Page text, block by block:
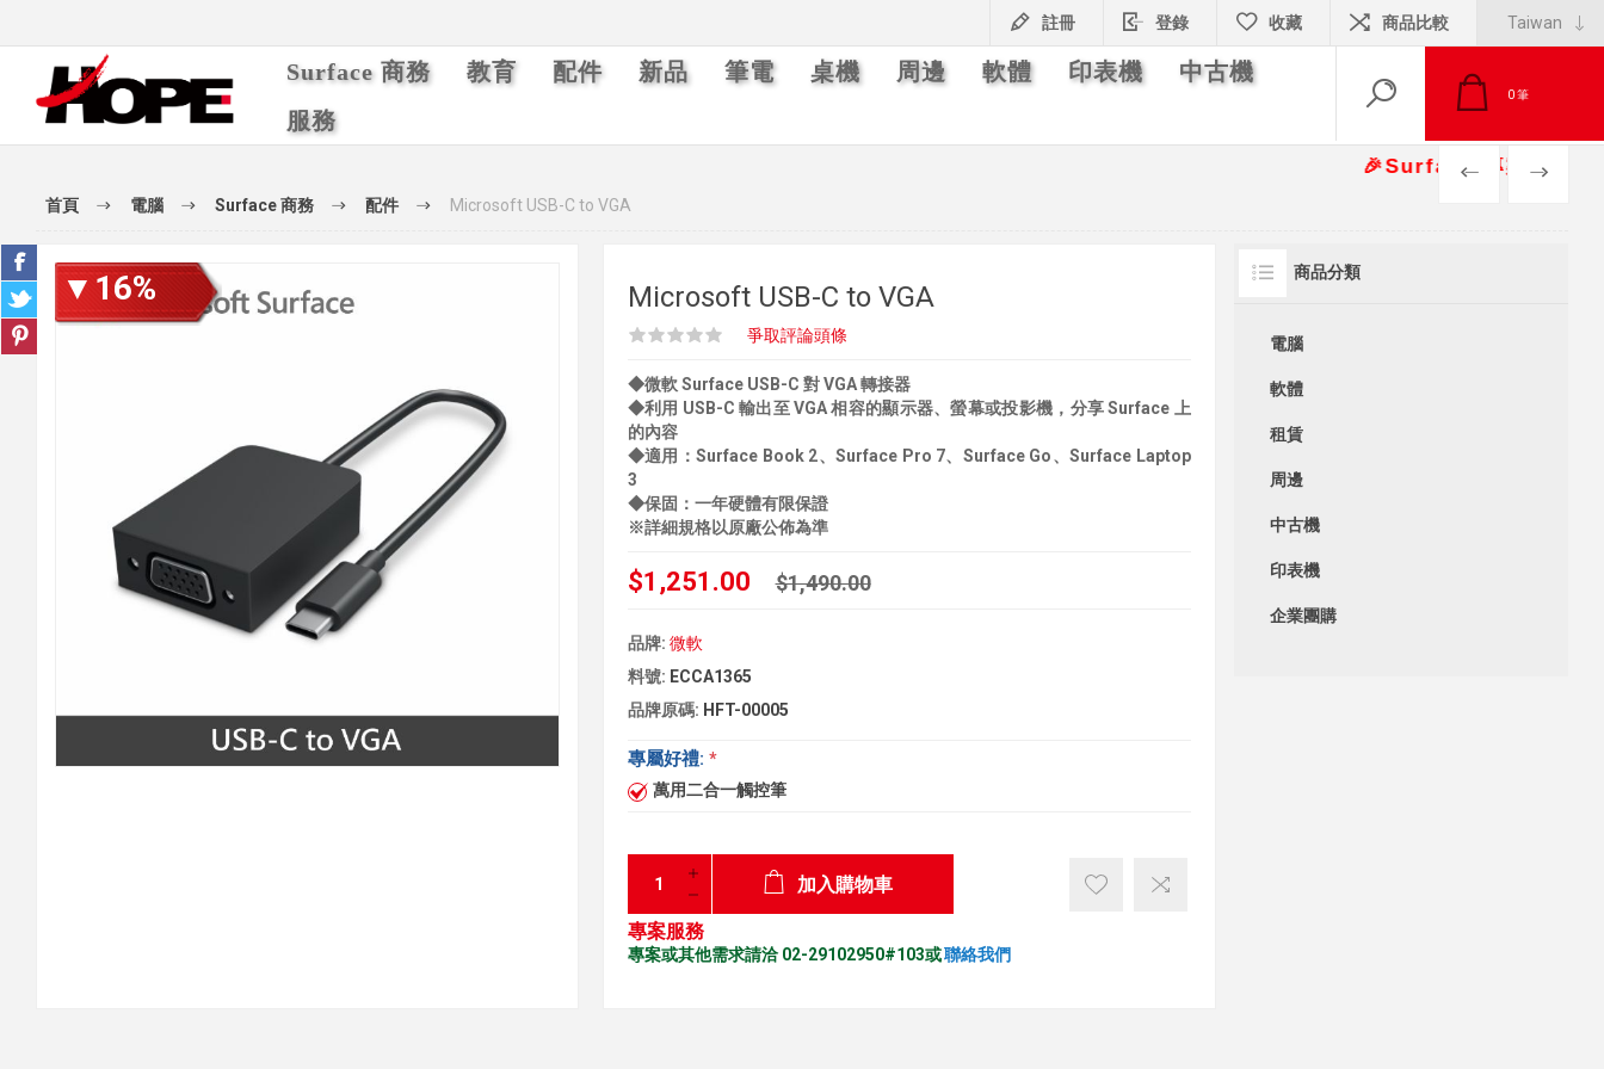
註冊 登錄 收藏 商品比較
Surface 商務 教育 配件 新品 筆電 桌機 周邊 軟體 印表機
中古機
服務
0筆
🎉Surface 專案報價另
首頁 電腦 Surface 商務 配件 Microsoft USB-C to VGA
PREV NEXT
▼16% Microsoft USB-C to VGA
爭取評論頭條
◆微軟 Surface USB-C 對 VGA 轉接器
◆利用 USB-C 輸出至 VGA 相容的顯示器、螢幕或投影機，分享 Surface 上
的內容
◆適用：Surface Book 2、Surface Pro 7、Surface Go、Surface Laptop
3
◆保固：一年硬體有限保證
※詳細規格以原廠公佈為準
$1,251.00 $1,490.00
品牌: 微軟
料號: ECCA1365
品牌原碼: HFT-00005
專屬好禮: *
萬用二合一觸控筆
加入購物車
專案服務
專案或其他需求請洽 02-29102950#103或聯絡我們
商品分類
電腦
軟體
租賃
周邊
中古機
印表機
企業團購